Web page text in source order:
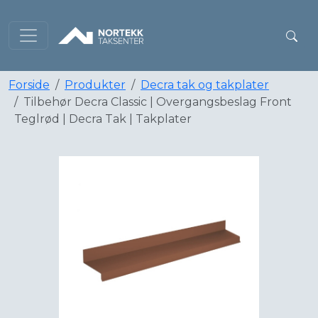
Forside Produkter
Decra tak og takplater
Tilbehør Decra Classic | Overgangsbeslag Front
Teglrød | Decra Tak | Takplater